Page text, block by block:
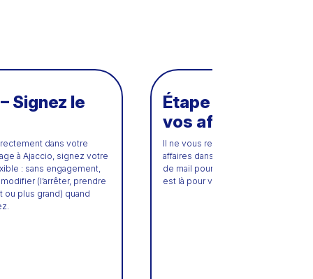
Signez le
dans votre
à Ajaccio, signez votre
: sans engagement,
(l’arrêter, prendre
ou plus grand) quand
Étape 4 – Stockez
vos affaires
Il ne vous reste plus qu’à stocker vos
affaires dans votre box ! Besoin d’un
de mail pour décharger ? Sur place,
est là pour vous aider !